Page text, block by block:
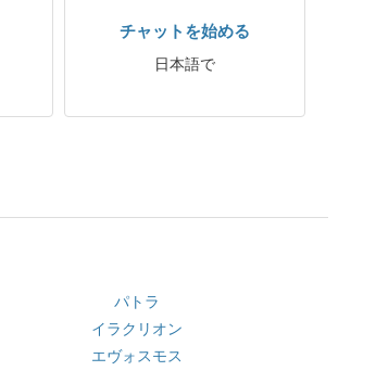
チャットを始める
日本語で
パトラ
イラクリオン
エヴォスモス